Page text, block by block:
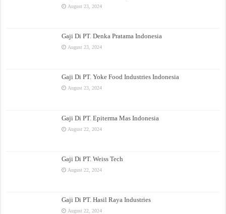
August 23, 2024
Gaji Di PT. Denka Pratama Indonesia
August 23, 2024
Gaji Di PT. Yoke Food Industries Indonesia
August 23, 2024
Gaji Di PT. Epiterma Mas Indonesia
August 22, 2024
Gaji Di PT. Weiss Tech
August 22, 2024
Gaji Di PT. Hasil Raya Industries
August 22, 2024